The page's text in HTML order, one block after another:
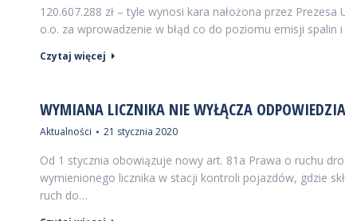
120.607.288 zł – tyle wynosi kara nałożona przez
o.o. za wprowadzenie w błąd co do poziomu emisji
Czytaj więcej
WYMIANA LICZNIKA NIE WYŁĄCZA
Aktualności 21 stycznia 2020
Od 1 stycznia obowiązuje nowy art. 81a Prawa o ruchu
wymienionego licznika w stacji kontroli pojazdów, gdzie
ruch do…